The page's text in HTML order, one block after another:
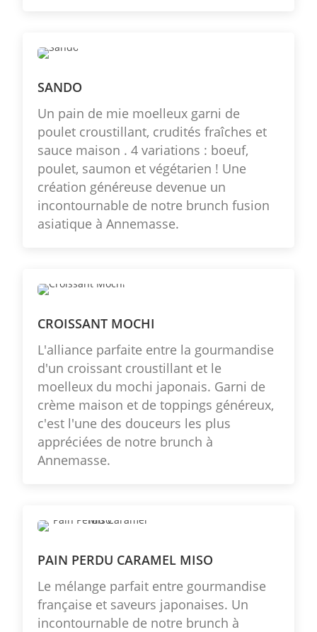
SANDO
Un pain de mie moelleux garni de
poulet croustillant, crudités fraîches et
sauce maison . 4 variations : boeuf,
poulet, saumon et végétarien ! Une
création généreuse devenue un
incontournable de notre brunch fusion
asiatique à Annemasse.
CROISSANT MOCHI
L'alliance parfaite entre la gourmandise
d'un croissant croustillant et le
moelleux du mochi japonais. Garni de
crème maison et de toppings généreux,
c'est l'une des douceurs les plus
appréciées de notre brunch à
Annemasse.
PAIN PERDU CARAMEL MISO
Le mélange parfait entre gourmandise
française et saveurs japonaises. Un
incontournable de notre brunch à